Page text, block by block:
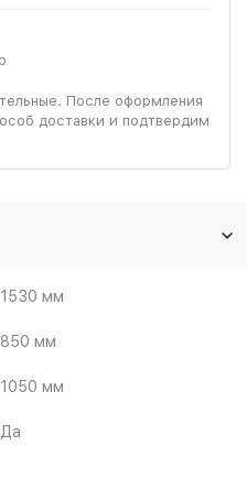
После оформления
доставки и подтвердим
1530 мм
850 мм
1050 мм
Да